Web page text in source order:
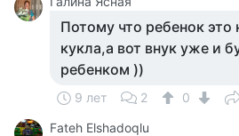
Потому что ребенок это
кукла,а вот внук уже и
ребенком ))
9 лет 2
0
Fateh Elshadoqlu